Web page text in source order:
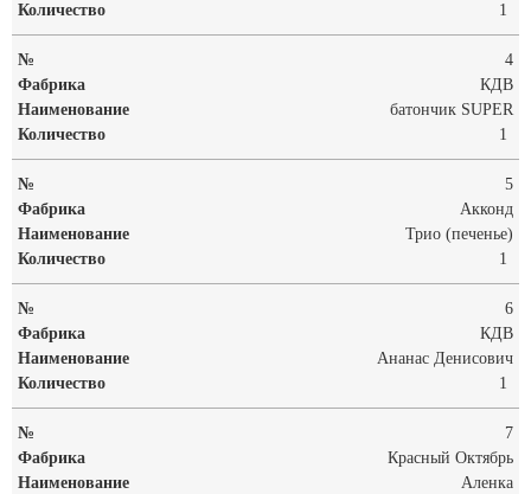
1
4
КДВ
батончик SUPER
1
5
Акконд
Трио (печенье)
1
6
КДВ
Ананас Денисович
1
7
Красный Октябрь
Аленка